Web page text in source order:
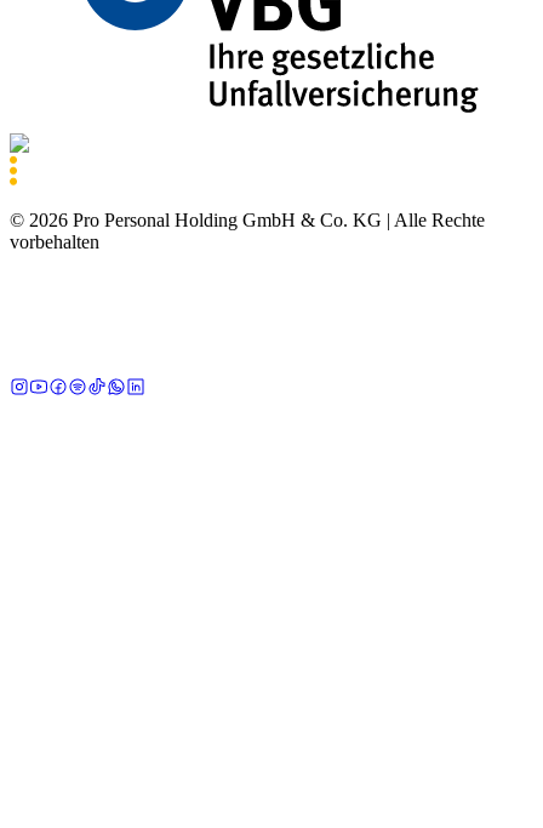
© 2026 Pro Personal Holding GmbH & Co. KG | Alle Rechte
vorbehalten